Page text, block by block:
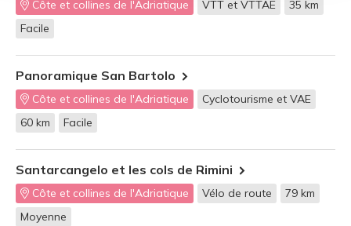
Côte et collines de l'Adriatique VTT et VTTAE
35 km
Facile
Panoramique San Bartolo
Côte et collines de l'Adriatique
Cyclotourisme et VAE
60 km
Facile
Santarcangelo et les cols de Rimini
Côte et collines de l'Adriatique Vélo de route
79 km
Moyenne